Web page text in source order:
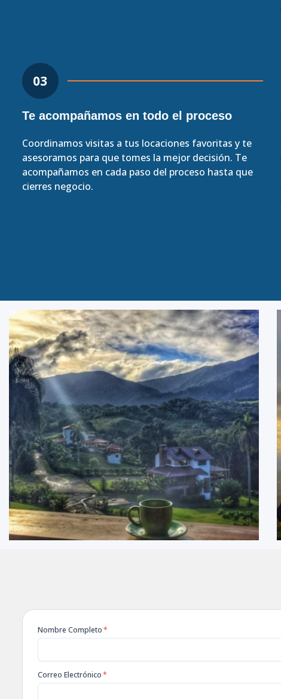
03
Te acompañamos en todo el proceso
Coordinamos visitas a tus locaciones favoritas y te
asesoramos para que tomes la mejor decisión. Te
acompañamos en cada paso del proceso hasta que
cierres negocio.
Nombre Completo*
Correo Electrónico*